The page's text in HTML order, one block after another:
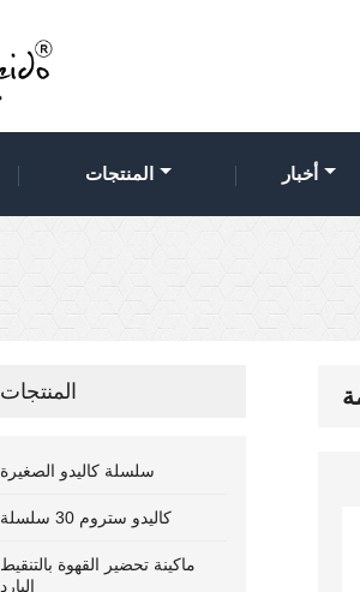
المنتجات أخبار
المنتجات
سلسلة كاليدو الصغيرة
كاليدو ستروم 30 سلسلة
ماكينة تحضير القهوة بالتنقيط
البارد